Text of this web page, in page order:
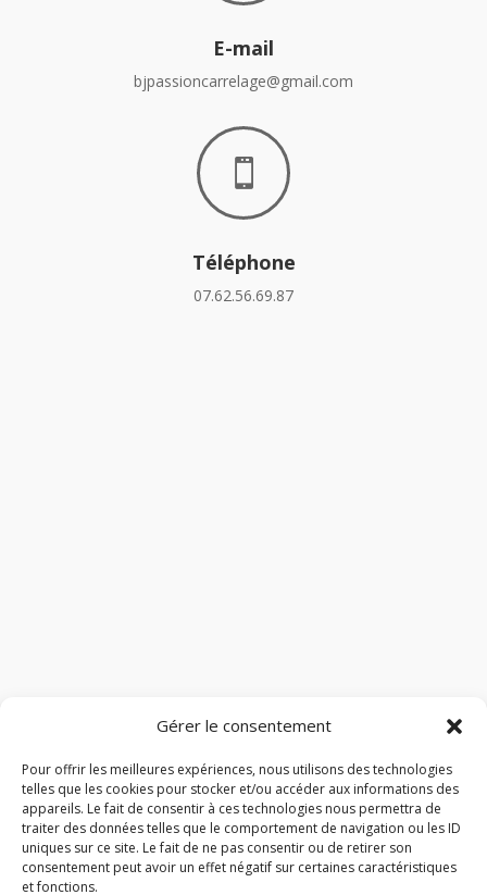
Gérer le consentement
Pour offrir les meilleures expériences, nous utilisons des technologies
telles que les cookies pour stocker et/ou accéder aux informations des
appareils. Le fait de consentir à ces technologies nous permettra de
traiter des données telles que le comportement de navigation ou les ID
uniques sur ce site. Le fait de ne pas consentir ou de retirer son
consentement peut avoir un effet négatif sur certaines caractéristiques
et fonctions.
E-mail
bjpassioncarrelage@gmail.com

Téléphone
07.62.56.69.87